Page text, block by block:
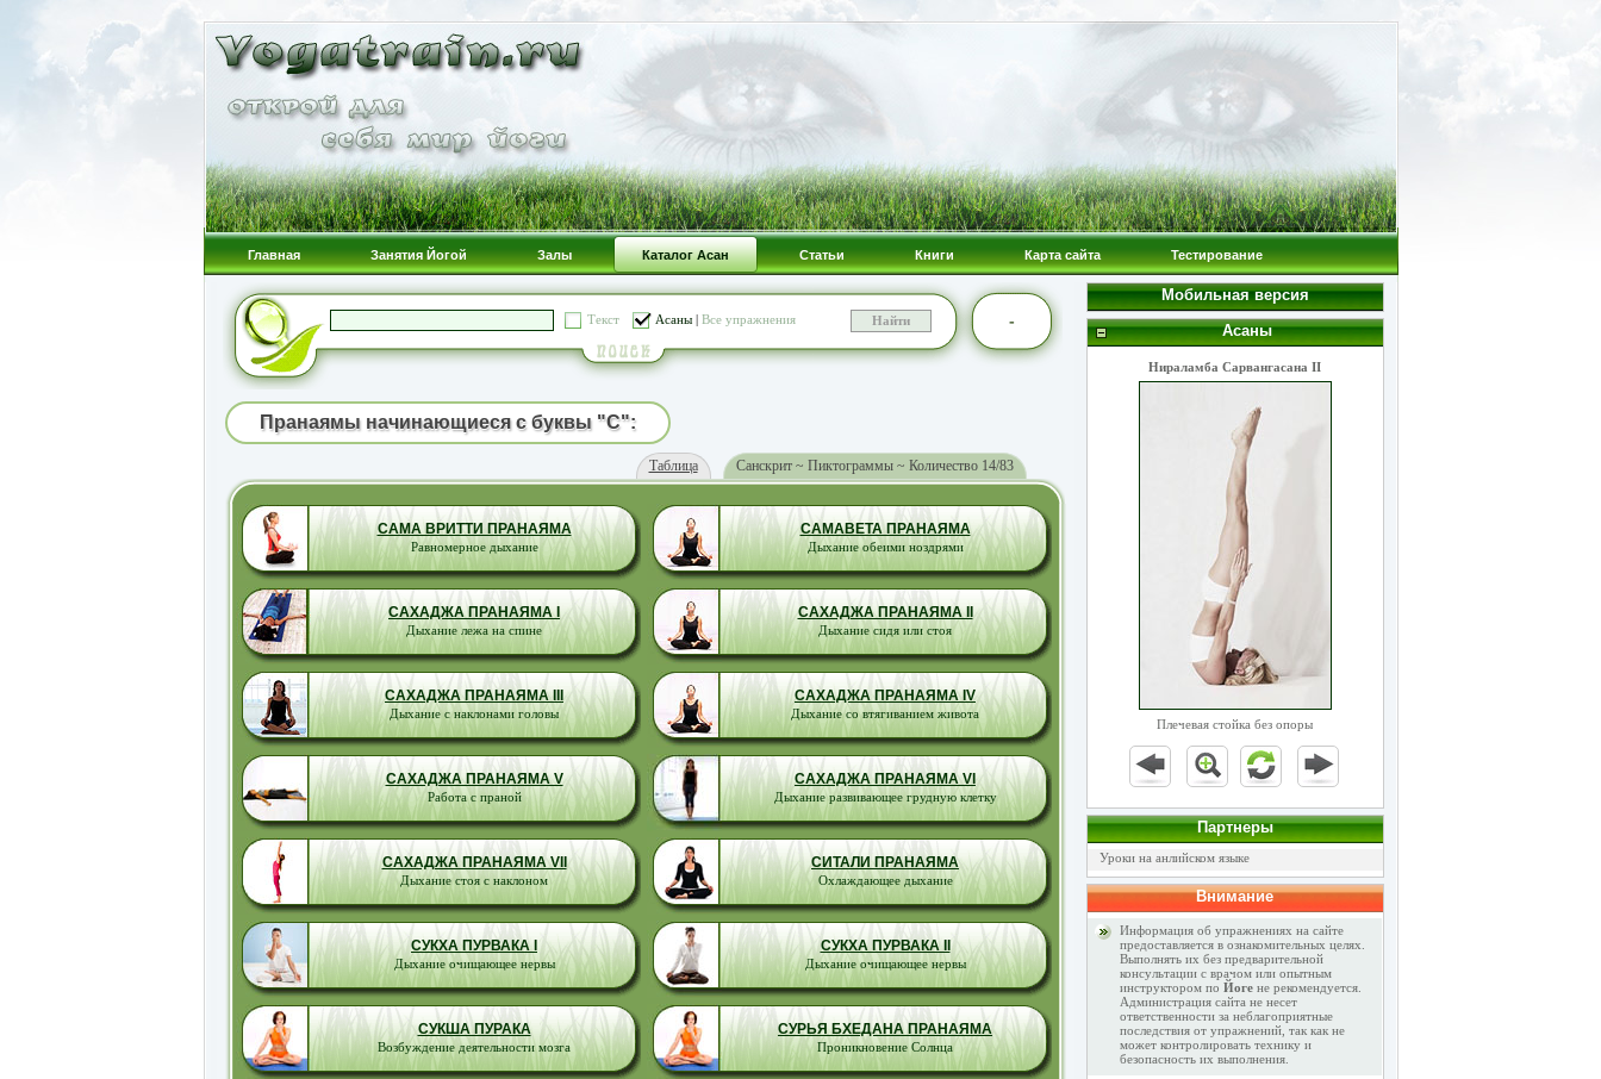
Главная Занятия Йогой Залы Каталог Асан Статьи Книги Карта сайта Тестирование
Текст Асаны| Все упражнения -
Пранаямы начинающиеся с буквы "С":
Санскрит ~ Пиктограммы ~ Количество 14/83
Таблица
САМА ВРИТТИ ПРАНАЯМА
Равномерное дыхание
САМАВЕТА ПРАНАЯМА
Дыхание обеими ноздрями
САХАДЖА ПРАНАЯМА I
Дыхание лежа на спине
САХАДЖА ПРАНАЯМА II
Дыхание сидя или стоя
САХАДЖА ПРАНАЯМА III
Дыхание с наклонами головы
САХАДЖА ПРАНАЯМА IV
Дыхание со втягиванием живота
САХАДЖА ПРАНАЯМА V
Работа с праной
САХАДЖА ПРАНАЯМА VI
Дыхание развивающее грудную клетку
САХАДЖА ПРАНАЯМА VII
Дыхание стоя с наклоном
СИТАЛИ ПРАНАЯМА
Охлаждающее дыхание
СУКХА ПУРВАКА I
Дыхание очищающее нервы
СУКХА ПУРВАКА II
Дыхание очищающее нервы
СУКША ПУРАКА
Возбуждение деятельности мозга
СУРЬЯ БХЕДАНА ПРАНАЯМА
Проникновение Солнца
Мобильная версия
Асаны
Нираламба Сарвангасана II
Плечевая стойка без опоры
Партнеры
Уроки на анлийском языке
Внимание
Информация об упражнениях на сайте
предоставляется в ознакомительных целях.
Выполнять их без предварительной
консультации с врачом или опытным
инструктором по Йогене рекомендуется.
Администрация сайта не несет
ответственности за неблагоприятные
последствия от упражнений, так как не
может контролировать технику и
безопасность их выполнения.